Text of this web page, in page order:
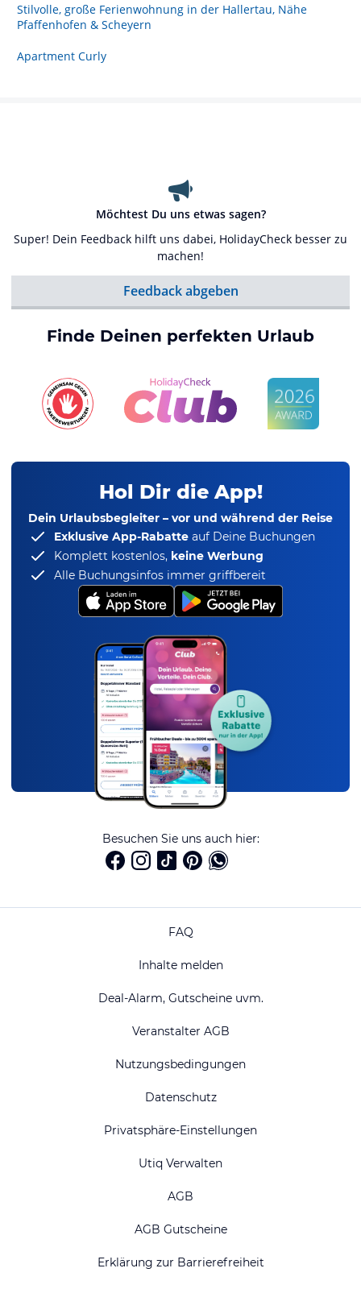
Stilvolle, große Ferienwohnung in der Hallertau, Nähe
Pfaffenhofen & Scheyern
Apartment Curly
Möchtest Du uns etwas sagen?
Super! Dein Feedback hilft uns dabei, HolidayCheck besser zu
machen!
Feedback abgeben
Finde Deinen perfekten Urlaub
Hol Dir die App!
Dein Urlaubsbegleiter – vor und während der Reise
Exklusive App-Rabatte auf Deine Buchungen
Komplett kostenlos, keine Werbung
Alle Buchungsinfos immer griffbereit
Besuchen Sie uns auch hier:
FAQ
Inhalte melden
Deal-Alarm, Gutscheine uvm.
Veranstalter AGB
Nutzungsbedingungen
Datenschutz
Privatsphäre-Einstellungen
Utiq Verwalten
AGB
AGB Gutscheine
Erklärung zur Barrierefreiheit